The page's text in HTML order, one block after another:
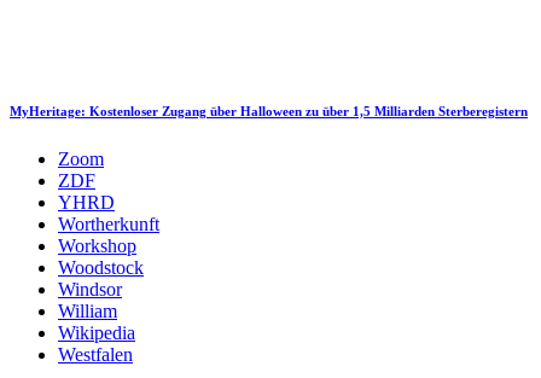
MyHeritage: Kostenloser Zugang über Halloween zu über 1,5 Milliarden Sterberegistern
Zoom
ZDF
YHRD
Wortherkunft
Workshop
Woodstock
Windsor
William
Wikipedia
Westfalen